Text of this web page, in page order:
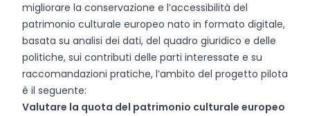
migliorare la conservazione e l’accessibilità del
patrimonio culturale europeo nato in formato digitale,
basata su analisi dei dati, del quadro giuridico e delle
politiche, sui contributi delle parti interessate e su
raccomandazioni pratiche, l’ambito del progetto pilota
è il seguente:
Valutare la quota del patrimonio culturale europeo